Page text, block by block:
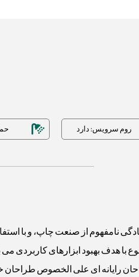
روم سرویس: دارد
نامفهوم از صنعت چاپ، و با
با هدف بهبود ابزارهای
رایانه ای علی الخصوص طراحان